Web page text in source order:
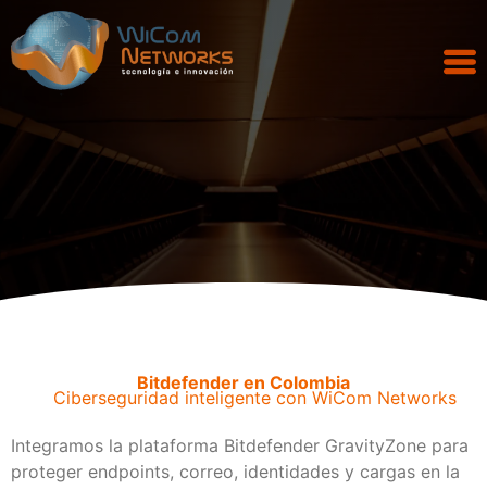
Bitdefender en Colombia
Ciberseguridad inteligente con WiCom Networks
Integramos la plataforma Bitdefender GravityZone para
proteger endpoints, correo, identidades y cargas en la